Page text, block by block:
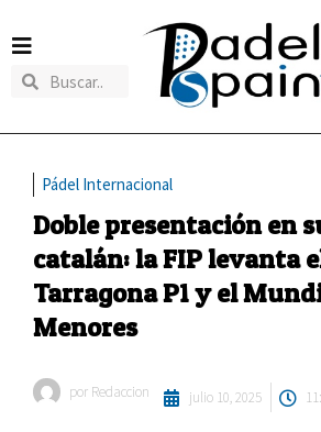
Pádel Internacional
Doble presentación en
catalán: la FIP levanta
Tarragona P1 y el
Menores
por Redaccion julio 10, 2025